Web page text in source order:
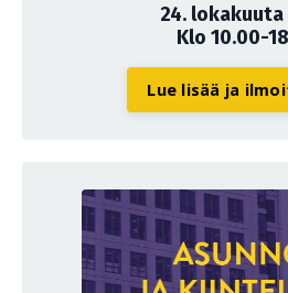
24. lokakuuta
Klo 10.00-
Lue lisää ja